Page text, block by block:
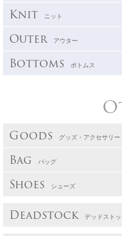
Knit ニット
Outer アウター
Bottoms ボトムス
Goods グッズ・アクセサリー
Bag バッグ
Shoes シューズ
Deadstock デッドストッ